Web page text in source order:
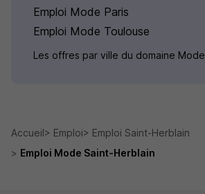
Emploi Mode Paris
Emploi Mode Toulouse
Les offres par ville du domaine Mode
Accueil Emploi
Emploi Saint-Herblain
Emploi Mode Saint-Herblain